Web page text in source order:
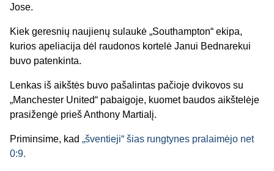
Jose.
Kiek geresnių naujienų sulaukė „Southampton“ ekipa,
kurios apeliacija dėl raudonos kortelė Janui Bednarekui
buvo patenkinta.
Lenkas iš aikštės buvo pašalintas pačioje dvikovos su
„Manchester United“ pabaigoje, kuomet baudos aikštelėje
prasižengė prieš Anthony Martialį.
Priminsime, kad „šventieji“ šias rungtynes pralaimėjo net
0:9.